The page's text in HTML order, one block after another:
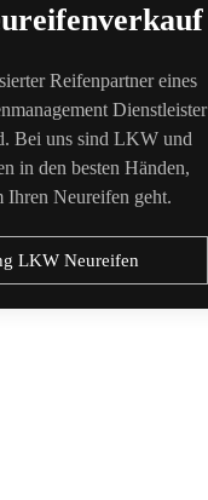
Reifenpartner eines
Dienstleister
Bei uns sind LKW und
in den besten Händen,
Ihren Neureifen geht.
LKW Neureifen